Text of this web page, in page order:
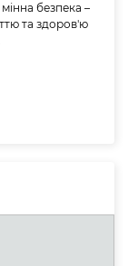
безпека –
та здоров'ю